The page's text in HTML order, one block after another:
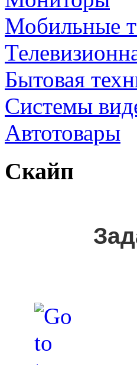
Мобильные
Бытовая
Cистемы
Автотовары
Скайп